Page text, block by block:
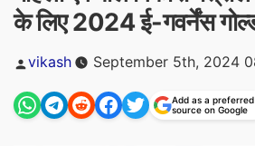
के लिए 2024 ई-गवर्नेंस
Posted
vikash September 5th, 2024
Add as a preferred
source on Google